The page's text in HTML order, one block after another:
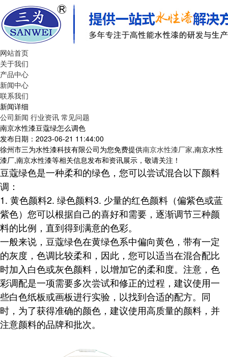
网站首页
关于我们
产品中心
新闻中心
联系我们
新闻详细
公司新闻 行业资讯 常见问题
南京水性漆豆蔻绿怎么调色
发布日期：2023-06-21 11:44:00
徐州市三为水性漆科技有限公司为您免费提供南京水性漆厂家,南京水性
漆厂,南京水性漆等相关信息发布和资讯展示，敬请关注！
豆蔻绿色是一种柔和的绿色，您可以尝试混合以下颜料
调：
1. 黄色颜料2. 绿色颜料3. 少量的红色颜料（偏紫色或蓝
紫色）您可以根据自己的喜好和需要，逐渐调节三种颜
料的比例，直到得到满意的色彩。
一般来说，豆蔻绿色在黄绿色系中偏向黄色，带有一定
的灰度，色调比较柔和，因此，您可以适当在混合配比
时加入白色或灰色颜料，以增加它的柔和度。注意，色
彩调配是一项需要多次尝试和修正的过程，建议使用一
些白色纸板或画板进行实验，以找到合适的配方。同
时，为了获得准确的颜色，建议使用高质量的颜料，并
注意颜料的品牌和批次。